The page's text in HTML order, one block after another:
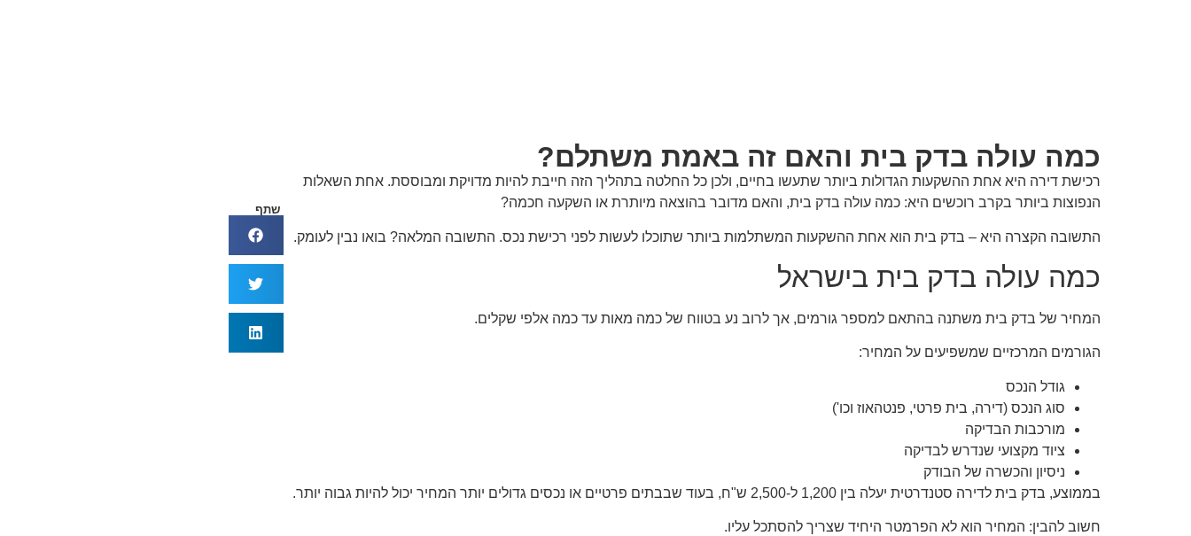
כמה עולה בדק בית והאם זה באמת משתלם?
רכישת דירה היא אחת ההשקעות הגדולות ביותר שתעשו בחיים, ולכן כל החלטה בתהליך הזה חייבת להיות מדויקת ומבוססת. אחת השאלות
הנפוצות ביותר בקרב רוכשים היא: כמה עולה בדק בית, והאם מדובר בהוצאה מיותרת או השקעה חכמה?
התשובה הקצרה היא – בדק בית הוא אחת ההשקעות המשתלמות ביותר שתוכלו לעשות לפני רכישת נכס. התשובה המלאה? בואו נבין לעומק.
כמה עולה בדק בית בישראל
המחיר של בדק בית משתנה בהתאם למספר גורמים, אך לרוב נע בטווח של כמה מאות עד כמה אלפי שקלים.
הגורמים המרכזיים שמשפיעים על המחיר:
גודל הנכס
סוג הנכס (דירה, בית פרטי, פנטהאוז וכו')
מורכבות הבדיקה
ציוד מקצועי שנדרש לבדיקה
ניסיון והכשרה של הבודק
בממוצע, בדק בית לדירה סטנדרטית יעלה בין 1,200 ל-2,500 ש"ח, בעוד שבבתים פרטיים או נכסים גדולים יותר המחיר יכול להיות גבוה יותר.
חשוב להבין: המחיר הוא לא הפרמטר היחיד שצריך להסתכל עליו.
שתף